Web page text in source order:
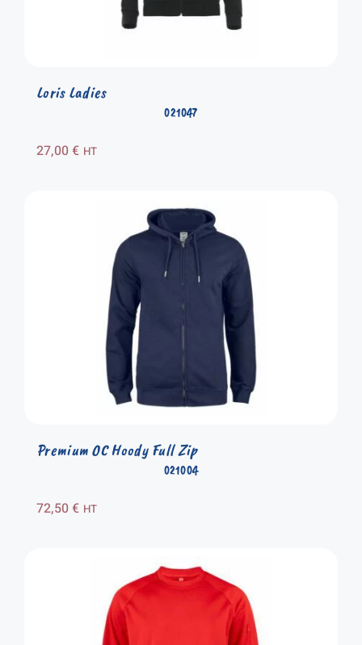
021047
Loris Ladies
27,00€ HT
021004
Premium OC Hoody Full Zip
72,50€ HT